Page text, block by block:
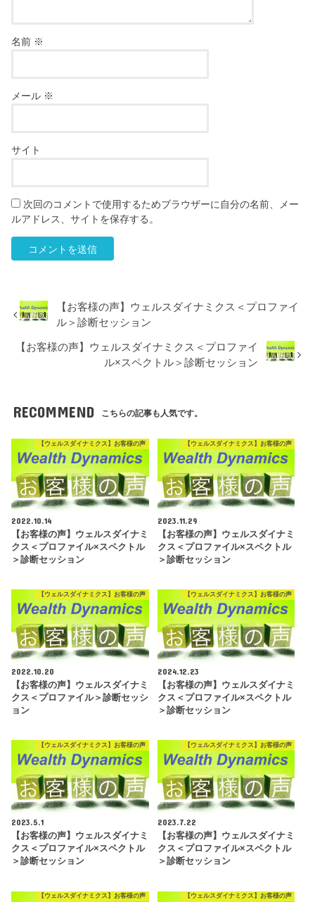
名前 ※
メール ※
サイト
次回のコメントで使用するためブラウザーに自分の名前、メー
ルアドレス、サイトを保存する。
【お客様の声】ウェルスダイナミクス＜プロファイ
ル＞診断セッション
【お客様の声】ウェルスダイナミクス＜プロファイ
ル×スペクトル＞診断セッション
RECOMMEND こちらの記事も人気です。
【ウェルスダイナミクス】お客様の声
2022.10.14
【お客様の声】ウェルスダイナミ
クス＜プロファイル×スペクトル
＞診断セッション
【ウェルスダイナミクス】お客様の声
2023.11.29
【お客様の声】ウェルスダイナミ
クス＜プロファイル×スペクトル
＞診断セッション
【ウェルスダイナミクス】お客様の声
2022.10.20
【お客様の声】ウェルスダイナミ
クス＜プロファイル＞診断セッシ
ョン
【ウェルスダイナミクス】お客様の声
2024.12.23
【お客様の声】ウェルスダイナミ
クス＜プロファイル×スペクトル
＞診断セッション
【ウェルスダイナミクス】お客様の声
2023.5.1
【お客様の声】ウェルスダイナミ
クス＜プロファイル×スペクトル
＞診断セッション
【ウェルスダイナミクス】お客様の声
2023.7.22
【お客様の声】ウェルスダイナミ
クス＜プロファイル×スペクトル
＞診断セッション
【ウェルスダイナミクス】お客様の声 【ウェルスダイナミクス】お客様の声